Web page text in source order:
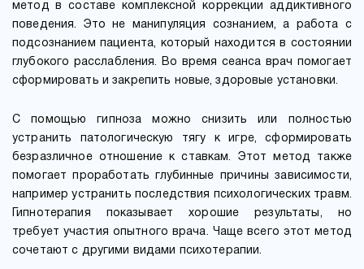
метод в составе комплексной коррекции аддиктивного
поведения. Это не манипуляция сознанием, а работа с
подсознанием пациента, который находится в состоянии
глубокого расслабления. Во время сеанса врач помогает
сформировать и закрепить новые, здоровые установки.
С помощью гипноза можно снизить или полностью
устранить патологическую тягу к игре, сформировать
безразличное отношение к ставкам. Этот метод также
помогает проработать глубинные причины зависимости,
например устранить последствия психологических травм.
Гипнотерапия показывает хорошие результаты, но
требует участия опытного врача. Чаще всего этот метод
сочетают с другими видами психотерапии.